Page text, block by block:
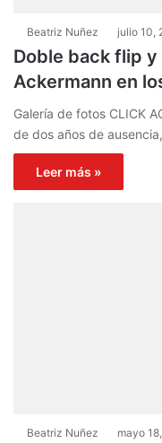
Beatriz Nuñez julio 10,
Doble back flip
Ackermann en
Galería de fotos CLICK
de dos años de
Leer más »
Beatriz Nuñez mayo